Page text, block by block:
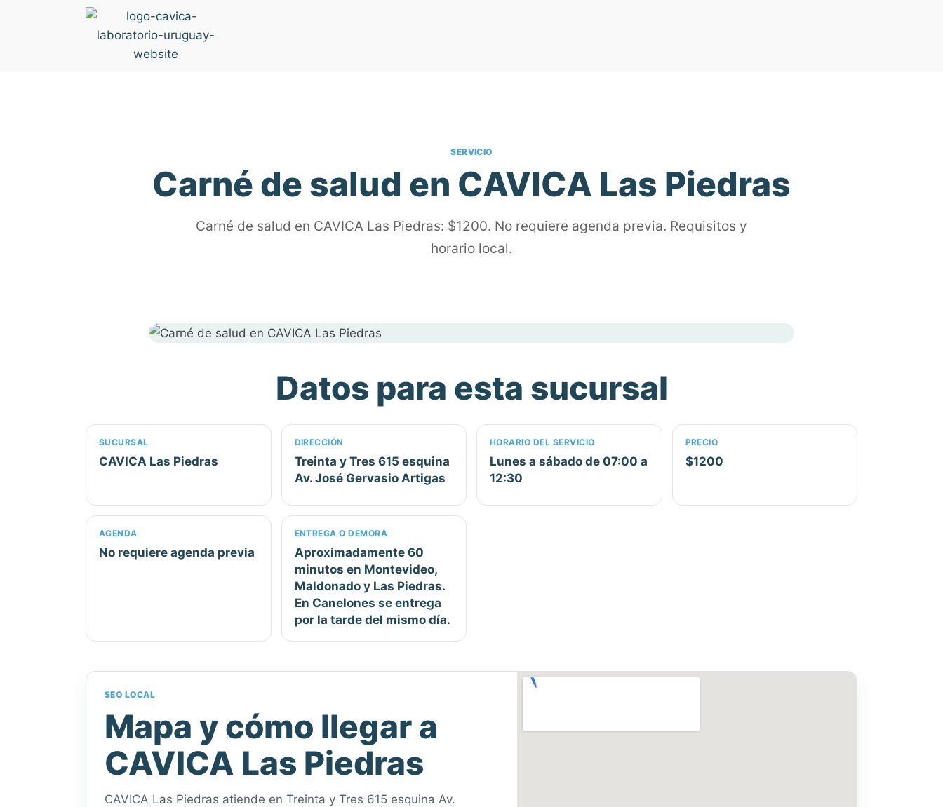
SERVICIO
Carné de salud en CAVICA Las Piedras
Carné de salud en CAVICA Las Piedras: $1200. No requiere agenda previa. Requisitos y
horario local.
Datos para esta sucursal
SUCURSAL
CAVICA Las Piedras
DIRECCIÓN
Treinta y Tres 615 esquina
Av. José Gervasio Artigas
HORARIO DEL SERVICIO
Lunes a sábado de 07:00 a
12:30
PRECIO
$1200
AGENDA
No requiere agenda previa
ENTREGA O DEMORA
Aproximadamente 60
minutos en Montevideo,
Maldonado y Las Piedras.
En Canelones se entrega
por la tarde del mismo día.
SEO LOCAL
Mapa y cómo llegar a
CAVICA Las Piedras
CAVICA Las Piedras atiende en Treinta y Tres 615 esquina Av.